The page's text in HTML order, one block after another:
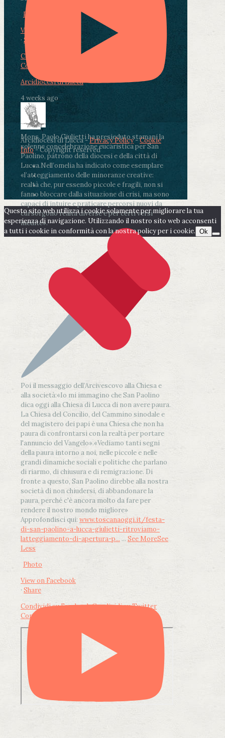
Photo
View on Facebook
· Share
Condividi su Facebook
Condividi su LinkedIn
Arcidiocesi di Lucca
4 weeks ago
Mons. Paolo Giulietti ha presieduto stamani la
solenne concelebrazione eucaristica per San
Paolino, patrono della diocesi e della città di
Lucca.Nell’omelia ha indicato come esemplare
«l’atteggiamento delle minoranze creative:
realtà che, pur essendo piccole e fragili, non si
fanno bloccare dalla situazione di crisi, ma sono
capaci di intuire e praticare percorsi nuovi da
cui sorgono realtà diverse e per certi versi
inedite».
Poi il messaggio dell’Arcivescovo alla Chiesa e
alla società:«Io mi immagino che San Paolino
dica oggi alla Chiesa di Lucca di non avere paura.
La Chiesa del Concilio, del Cammino sinodale e
del magistero dei papi è una Chiesa che non ha
paura di confrontarsi con la realtà per portare
l'annuncio del Vangelo».«Vediamo tanti segni
della paura intorno a noi, nelle piccole e nelle
grandi dinamiche sociali e politiche che parlano
di riarmo, di chiusura e di remigrazione. Di
fronte a questo, San Paolino direbbe alla nostra
società di non chiudersi, di abbandonare la
paura, perché c'è ancora molto da fare per
rendere il nostro mondo migliore»
Approfondisci qui: www.toscanaoggi.it/festa-
di-san-paolino-a-lucca-giulietti-ritroviamo-
latteggiamento-di-apertura-p... ... See MoreSee
Less
Photo
View on Facebook
· Share
Condividi su FacebookCondividi su Twitter
Condividi su LinkedIn
Arcidiocesi di Lucca -Privacy Policy-Cookie
Info- Copyright reserved
Questo sito web utilizza i cookie solamente per migliorare la tua
esperienza di navigazione. Utilizzando il nostro sito web acconsenti
a tutti i cookie in conformità con la nostra policy per i cookie. Ok